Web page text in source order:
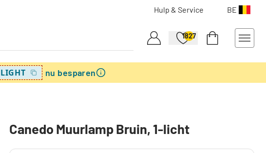
Hulp & Service BE
1827
LIGHT nu besparen
Canedo Muurlamp Bruin, 1-licht